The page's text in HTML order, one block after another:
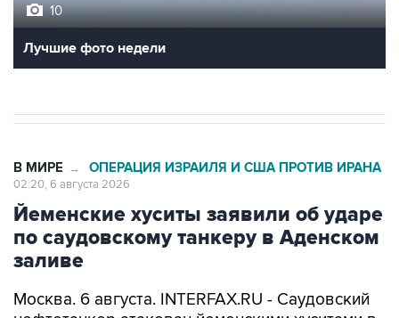
Лучшие фото недели
Йеменские хуситы заявили об ударе
по саудовскому танкеру в Аденском
заливе
Москва. 6 августа. INTERFAX.RU - Саудовский
Аденском заливе вечером в среду,передает